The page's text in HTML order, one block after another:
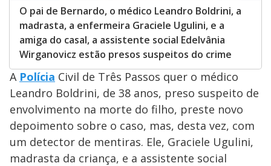
O pai de Bernardo, o médico Leandro Boldrini, a
madrasta, a enfermeira Graciele Ugulini, e a
amiga do casal, a assistente social Edelvânia
Wirganovicz estão presos suspeitos do crime
A Polícia Civil de Três Passos quer o médico
Leandro Boldrini, de 38 anos, preso suspeito de
envolvimento na morte do filho, preste novo
depoimento sobre o caso, mas, desta vez, com
um detector de mentiras. Ele, Graciele Ugulini,
madrasta da criança, e a assistente social